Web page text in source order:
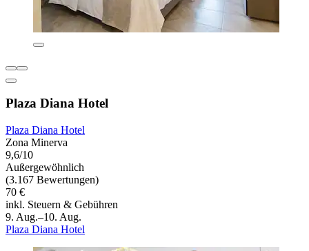
Plaza Diana Hotel
Plaza Diana Hotel
Zona Minerva
9,6/10
Außergewöhnlich
(3.167 Bewertungen)
70 €
inkl. Steuern & Gebühren
9. Aug.–10. Aug.
Plaza Diana Hotel